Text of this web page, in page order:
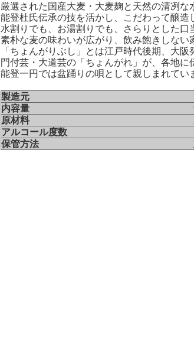
厳選された国産大麦・大麦麹と天然の清冽な
能登杜氏伝承の技を活かし、こだわって醸造
水割りでも、お湯割りでも、さらりとした口
素朴な麦の味わいが広がり、飲み飽きしない
「ちょんがりぶし」とは江戸時代後期、大阪
門付芸・大道芸の「ちょんがれ」が、各地に
能登一円では盆踊りの唄として親しまれてい
製造元
内容量
原材料
アルコール度数
保管方法